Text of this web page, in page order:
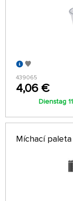
439065
4,06 €
Dienstag
Míchací